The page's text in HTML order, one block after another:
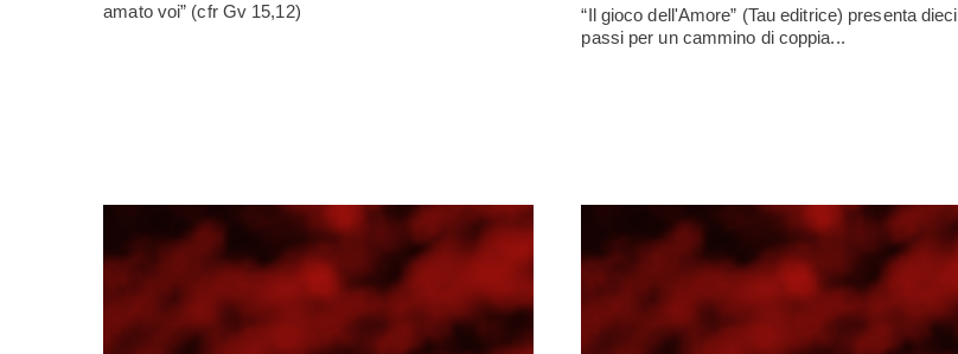
amato voi” (cfr Gv 15,12)
“Il gioco dell'Amore” (Tau editrice) presenta dieci
passi per un cammino di coppia...